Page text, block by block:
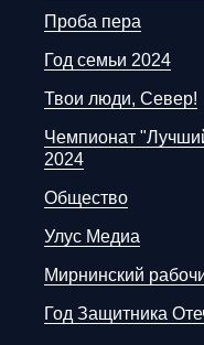
Проба пера
Год семьи 2024
Твои люди, Север!
Чемпионат
2024
Общество
Улус Медиа
Мирнинский
Год Защитника